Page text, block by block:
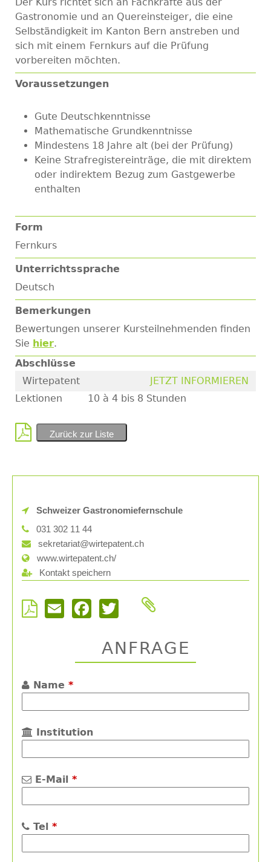
Gastronomie und an Quereinsteiger, die eine
Selbständigkeit im Kanton Bern anstreben und
sich mit einem Fernkurs auf die Prüfung
vorbereiten möchten.
Voraussetzungen
Gute Deutschkenntnisse
Mathematische Grundkenntnisse
Mindestens 18 Jahre alt (bei der Prüfung)
Keine Strafregistereinträge, die mit direktem
oder indirektem Bezug zum Gastgewerbe
enthalten
Form
Fernkurs
Unterrichtssprache
Deutsch
Bemerkungen
Bewertungen unserer Kursteilnehmenden finden
Sie hier.
Abschlüsse
Wirtepatent
JETZT INFORMIEREN
Lektionen
10 à 4 bis 8 Stunden
Zurück zur Liste
Schweizer Gastronomiefernschule
031 302 11 44
sekretariat@wirtepatent.ch
www.wirtepatent.ch/
Kontakt speichern
Email FacebookTwitter
ANFRAGE
Name *
Institution
E-Mail *
Tel *